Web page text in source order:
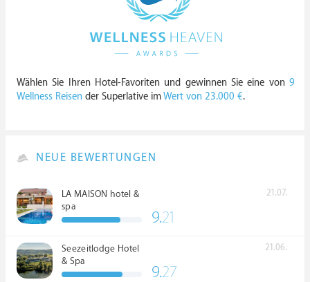
Wählen Sie Ihren Hotel-Favoriten und gewinnen Sie eine von 9
Wellness Reisen der Superlative imWert von 23.000 €.
NEUE BEWERTUNGEN
LA MAISON hotel &
spa
21.07.
9.21
Seezeitlodge Hotel
& Spa
21.06.
9.27